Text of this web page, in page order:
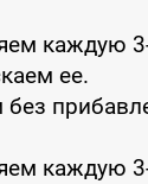
каждую
ее.
каждую